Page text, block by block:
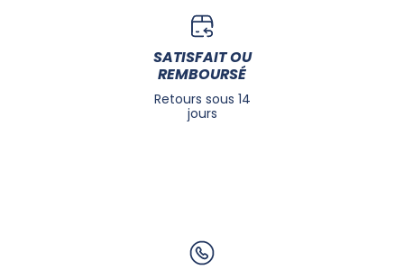
SATISFAIT OU
REMBOURSÉ
Retours sous 14
jours